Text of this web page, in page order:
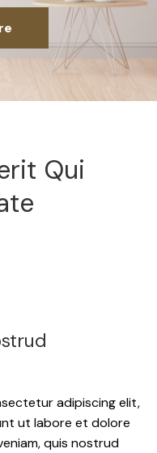
Qui
adipiscing elit,
ut labore et dolore
quis nostrud